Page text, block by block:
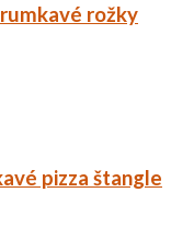
rožky
pizza štangle